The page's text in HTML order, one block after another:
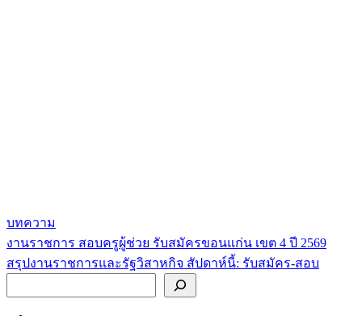
บทความ
แนะแนว
เรื่อง
งานราชการ สอบครูผู้ช่วย รับสมัครขอนแก่น เขต 4 ปี 2569
สรุปงานราชการและรัฐวิสาหกิจ สัปดาห์นี้: รับสมัคร-สอบ